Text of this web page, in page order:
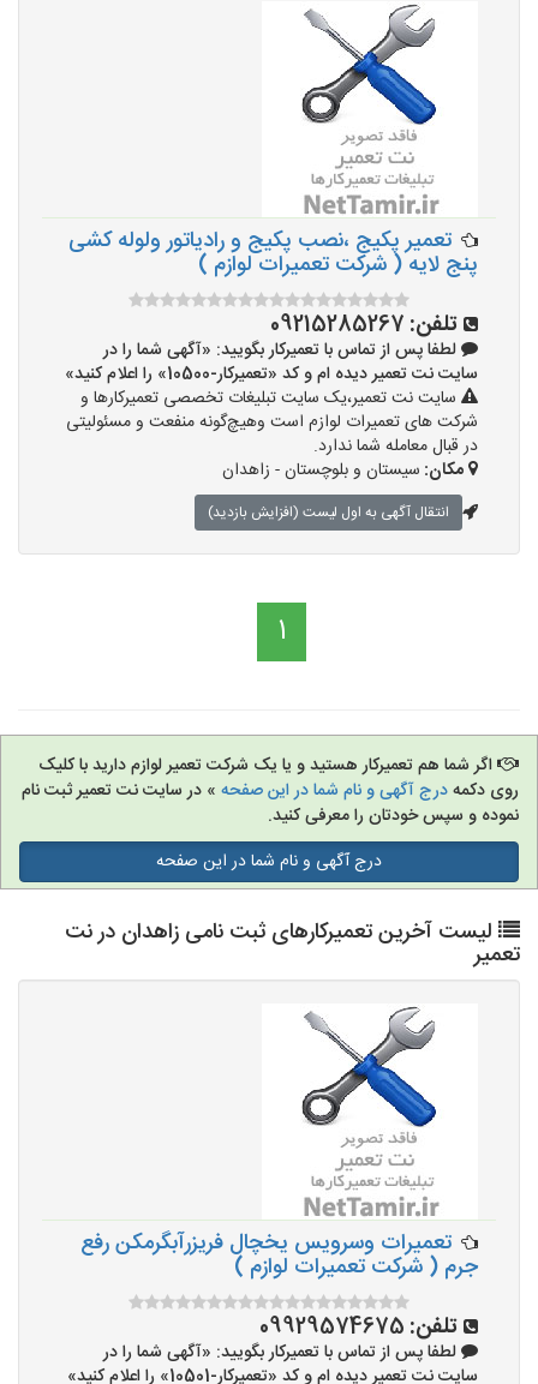
تعمیر پکیج ،نصب پکیج و رادیاتور ولوله کشی
پنج لایه ( شرکت تعمیرات لوازم )
تلفن: 09215285267
لطفا پس از تماس با تعمیرکار بگویید: «آگهی شما را در
سایت نت تعمیر دیده ام و کد «تعمیرکار-10500» را اعلام کنید»
سایت نت تعمیر،یک سایت تبلیغات تخصصی تعمیرکارها و
شرکت های تعمیرات لوازم است وهیچ‌گونه منفعت و مسئولیتی
در قبال معامله شما ندارد.
مکان: سیستان و بلوچستان - زاهدان
انتقال آگهی به اول لیست (افزایش بازدید)
1
اگر شما هم تعمیرکار هستید و یا یک شرکت تعمیر لوازم دارید با کلیک
روی دکمهدرج آگهی و نام شما در این صفحه » در سایت نت تعمیر ثبت نام
نموده و سپس خودتان را معرفی کنید.
درج آگهی و نام شما در این صفحه
لیست آخرین تعمیرکارهای ثبت نامی زاهدان در نت
تعمیر
تعمیرات وسرویس یخچال فریزرآبگرمکن رفع
جرم ( شرکت تعمیرات لوازم )
تلفن: 09929574675
لطفا پس از تماس با تعمیرکار بگویید: «آگهی شما را در
سایت نت تعمیر دیده ام و کد «تعمیرکار-10501» را اعلام کنید»